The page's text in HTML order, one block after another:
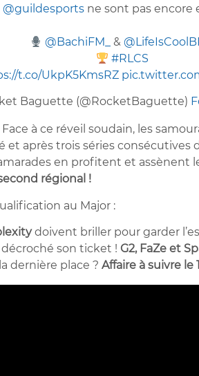
@guildesportsne sont pas encore
@BachiFM_ &
#RLCS
t.co/UkpK5KmsRZ
Baguette (@RocketBaguette)
à ce réveil soudain, les
et après trois séries consécutives
en profitent et assènent
régional !
au Major :
doivent briller pour garder
décroché son ticket !G2, FaZe et
dernière place ?Affaire à suivre le